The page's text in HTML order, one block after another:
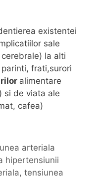
existentei
sale
la alti
frati,surori
alimentare
si de viata ale
cafea)
arteriala
hipertensiunii
, tensiunea